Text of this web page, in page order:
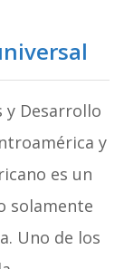
y Desarrollo
y
es un
solamente
Uno de los